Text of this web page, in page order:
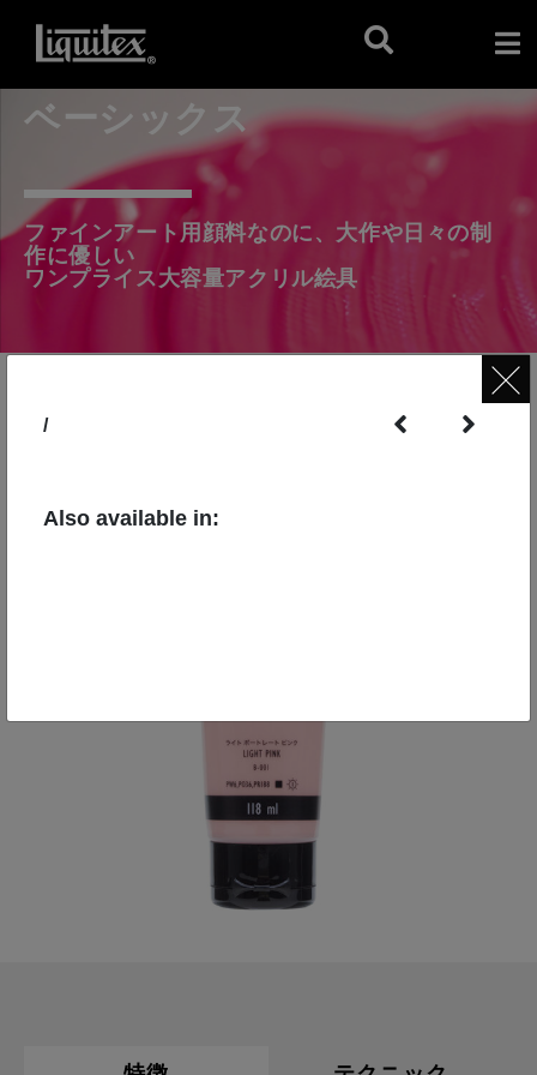
ベーシックス
ファインアート用顔料なのに、大作や日々の制
作に優しい
ワンプライス大容量アクリル絵具
/
Also available in: